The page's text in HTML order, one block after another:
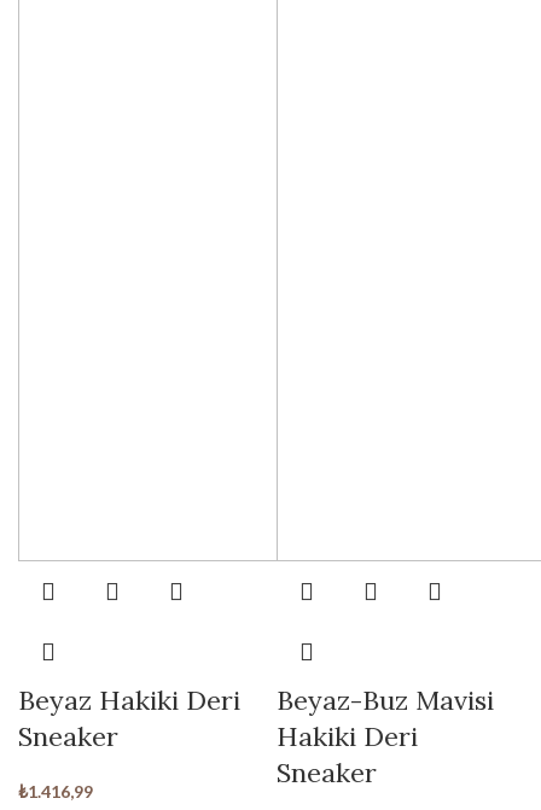
Beyaz Hakiki Deri
Sneaker
₺1.416,99
Beyaz-Buz Mavisi
Hakiki Deri
Sneaker